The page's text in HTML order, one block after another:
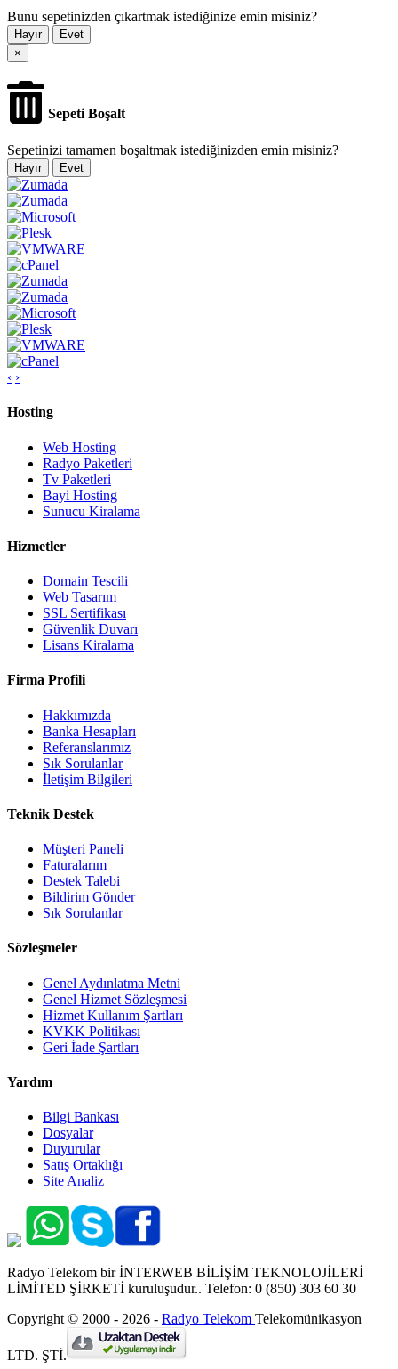
Bunu sepetinizden çıkartmak istediğinize emin misiniz?
Hayır
Evet
×
Sepeti Boşalt
Sepetinizi tamamen boşaltmak istediğinizden emin misiniz?
Hayır Evet
‹ ›
Hosting
Web Hosting
Radyo Paketleri
Tv Paketleri
Bayi Hosting
Sunucu Kiralama
Hizmetler
Domain Tescili
Web Tasarım
SSL Sertifikası
Güvenlik Duvarı
Lisans Kiralama
Firma Profili
Hakkımızda
Banka Hesapları
Referanslarımız
Sık Sorulanlar
İletişim Bilgileri
Teknik Destek
Müşteri Paneli
Faturalarım
Destek Talebi
Bildirim Gönder
Sık Sorulanlar
Sözleşmeler
Genel Aydınlatma Metni
Genel Hizmet Sözleşmesi
Hizmet Kullanım Şartları
KVKK Politikası
Geri İade Şartları
Yardım
Bilgi Bankası
Dosyalar
Duyurular
Satış Ortaklığı
Site Analiz
Radyo Telekom bir İNTERWEB BİLİŞİM TEKNOLOJİLERİ
LİMİTED ŞİRKETİ kuruluşudur.. Telefon: 0 (850) 303 60 30
Copyright © 2000 - 2026 - Radyo Telekom Telekomünikasyon
LTD. ŞTİ.